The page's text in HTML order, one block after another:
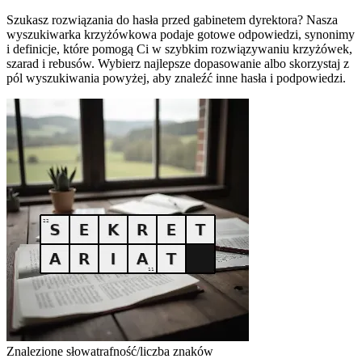
Szukasz rozwiązania do hasła przed gabinetem dyrektora? Nasza
wyszukiwarka krzyżówkowa podaje gotowe odpowiedzi, synonimy
i definicje, które pomogą Ci w szybkim rozwiązywaniu krzyżówek,
szarad i rebusów. Wybierz najlepsze dopasowanie albo skorzystaj z
pól wyszukiwania powyżej, aby znaleźć inne hasła i podpowiedzi.
Znalezione słowatrafność/liczba znaków